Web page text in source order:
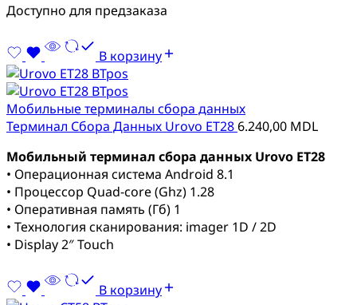
Доступно для предзаказа
В корзину
Мобильные терминалы сбора данных
Терминал Сбора Данных Urovo ET286.240,00 MDL
Мобильный терминал сбора данных Urovo ET28
• Операционная система Android 8.1
• Процессор Quad-core (Ghz) 1.28
• Оперативная память (Гб) 1
• Технология сканирования: imager 1D / 2D
• Display 2″ Touch
В корзину